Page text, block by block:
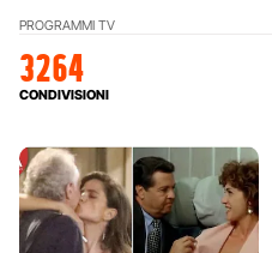
PROGRAMMI TV
3264
CONDIVISIONI